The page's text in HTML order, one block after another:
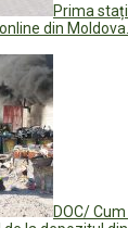
Prima
din
DOC/